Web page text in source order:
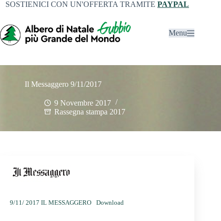
SOSTIENICI CON UN'OFFERTA TRAMITEPAYPAL
Menu
Il Messaggero 9/11/2017
9 Novembre 2017
Rassegna stampa 2017
9/11/ 2017 IL MESSAGGERO Download